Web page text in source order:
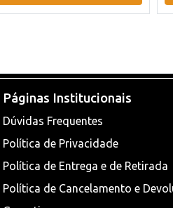
Páginas Institucionais
Dúvidas Frequentes
Política de Privacidade
Política de Entrega e de Retirada
Política de Cancelamento e